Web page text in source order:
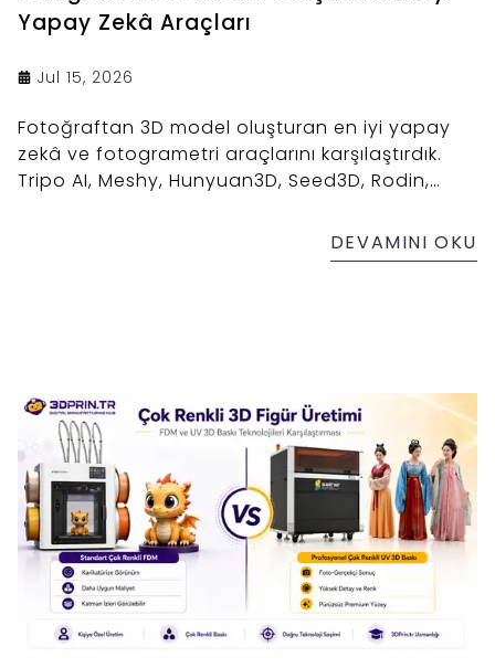
Yapay Zekâ Araçları
Jul 15, 2026
Fotoğraftan 3D model oluşturan en iyi yapay
zekâ ve fotogrametri araçlarını karşılaştırdık.
Tripo AI, Meshy, Hunyuan3D, Seed3D, Rodin,
DEVAMINI OKU